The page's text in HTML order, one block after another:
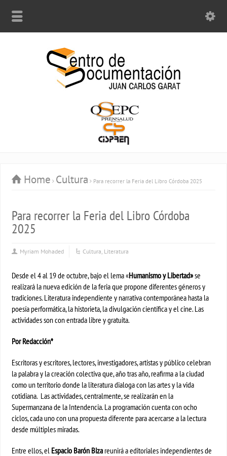
Home Cultura Para recorrer la Feria del Libro Córdoba 2025
Para recorrer la Feria del Libro Córdoba
2025
Myriam Mohaded Cultura, Literatura
Desde el 4 al 19 de octubre, bajo el lema «Humanismo y Libertad»se
realizará la nueva edición de la feria que propone diferentes géneros y
tradiciones. Literatura independiente y narrativa contemporánea hasta la
poesía performática, la historieta, la divulgación científica y el cine. Las
actividades son con entrada libre y gratuita.
Por Redacción*
Escritoras y escritores, lectores, investigadores, artistas y público celebran
la palabra y la creación colectiva que, año tras año, reafirma a la ciudad
como un territorio donde la literatura dialoga con las artes y la vida
cotidiana. Las actividades, centralmente, se realizarán en la
Supermanzana de la Intendencia. La programación cuenta con ocho
ciclos, cada uno con una propuesta diferente para acercarse a la lectura
desde múltiples miradas.
Entre ellos, el Espacio Barón Bizareunirá a editoriales independientes de